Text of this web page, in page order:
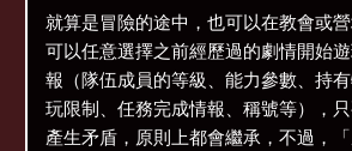
就算是冒險的途中，也可以在教會或
可以任意選擇之前經歷過的劇情開始
報（隊伍成員的等級、能力參數、持
玩限制、任務完成情報、稱號等），
產生矛盾，原則上都會繼承，不過，「